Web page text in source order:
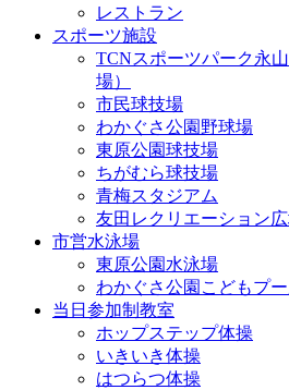
レストラン
スポーツ施設
TCNスポーツパーク永
場）
市民球技場
わかぐさ公園野球場
東原公園球技場
ちがむら球技場
青梅スタジアム
友田レクリエーション
市営水泳場
東原公園水泳場
わかぐさ公園こどもプ
当日参加制教室
ホップステップ体操
いきいき体操
はつらつ体操